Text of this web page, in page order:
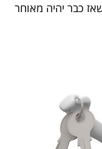
כבר יהיה מאוחר